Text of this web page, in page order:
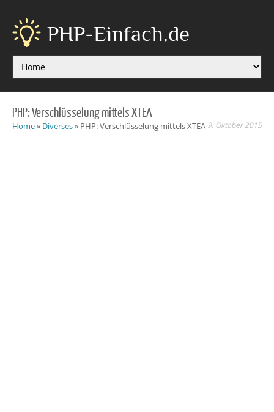
PHP-Einfach.de
PHP: Verschlüsselung mittels XTEA
9. Oktober 2015
Home» Diverses» PHP: Verschlüsselung mittels XTEA